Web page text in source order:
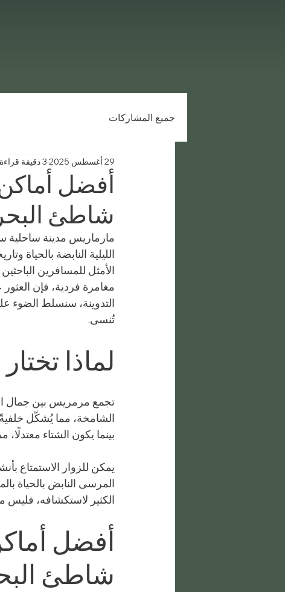
جميع المشاركات
أفضل
شاطئ
29 أغسطس 2025 3 دقيقة قراءة
مارماريس مدينة ساحلية
الليلية النابضة بالحياة
الأمثل للمسافرين
مغامرة فردية، فإن
التدوينة، سنسلط الضوء
تُنسى.
لماذا
تجمع مرمريس بين جمال
الشامخة، مما يُشكّل
بينما يكون الشتاء معتدلًا،
يمكن للزوار الاستمتاع
المرسى النابض بالحياة
الكثير لاستكشافه،
أفضل
شاطئ